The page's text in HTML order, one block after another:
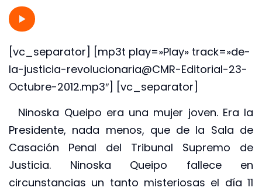
[vc_separator] [mp3t play=»Play» track=»de-
la-justicia-revolucionaria@CMR-Editorial-23-
Octubre-2012.mp3″] [vc_separator]
Ninoska Queipo era una mujer joven. Era la
Presidente, nada menos, que de la Sala de
Casación Penal del Tribunal Supremo de
Justicia. Ninoska Queipo fallece en
circunstancias un tanto misteriosas el día 11